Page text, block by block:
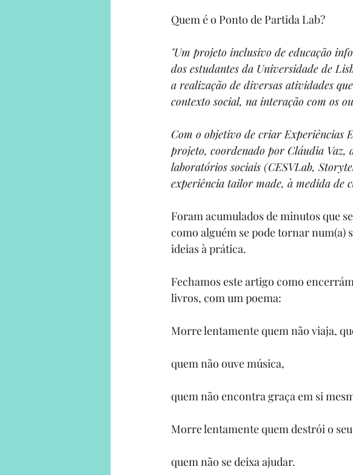
Quem é o Ponto de Partida Lab?
"Um projeto inclusivo de educação
dos estudantes da Universidade de
a realização de diversas atividades
contexto social, na interação com os
Com o objetivo de criar Experiências
projeto, coordenado por Cláudia Vaz,
laboratórios sociais (CESVLab,
experiência tailor made, à medida de
Foram acumulados de minutos que
como alguém se pode tornar num(a)
ideias à prática.
Fechamos este artigo como
livros, com um poema:
Morre lentamente quem não viaja,
quem não ouve música,
quem não encontra graça em si
Morre lentamente quem destrói o
quem não se deixa ajudar.